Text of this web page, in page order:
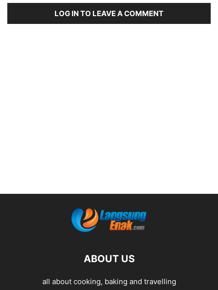
LOG IN TO LEAVE A COMMENT
ABOUT US
all about cooking, baking and travelling